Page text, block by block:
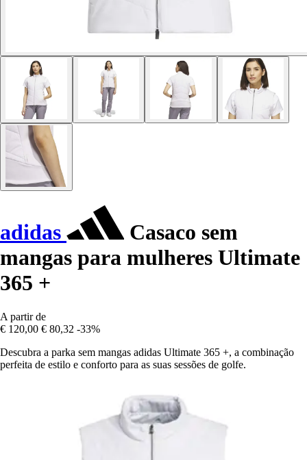
adidas
Casaco sem
mangas para mulheres Ultimate
365 +
A partir de
€ 120,00 € 80,32 -33%
Descubra a parka sem mangas adidas Ultimate 365 +, a combinação
perfeita de estilo e conforto para as suas sessões de golfe.